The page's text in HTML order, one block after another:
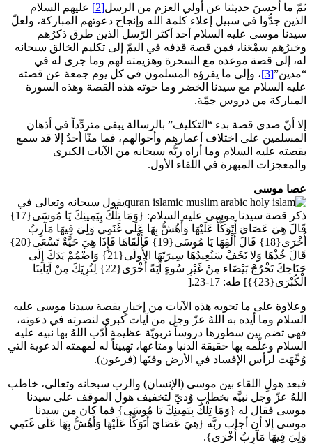
ثمّ ما أحسنَ حديثنا عن أولي العزم من الرسل[2]
عليهم السلام
الذين جدُّوا في سبيل إعلاء كلمة الله وإنجاح دعوتهم المباركة، ولعلّ
سيدنا موسى عليه السلام أحد أكثر الرّسل الذين طرق ذكرُهم
وخبرُهم سمْعَنا، فمن قصة قذفه في اليمّ إلى تكليم الخالق سبحانه
له، إلى قصة موعده مع السحرة وهزيمته لهم وما جرى له في
“مدين”[3]
، وإلى ما يقرؤه المسلمون في كل يوم جمعة عن قصته
عليه السلام مع سيدنا الخضر وما حوته هذه القصة وهذه السورة
المباركة من دروس جمّة.
إلا أنّ صدى قصة بدء “التكليف” بالرسالة يبقى متردِّداً في أذهان
المسلمين على اختلاف أعمارهم وأحوالهم، فما منّا أحدٌ إلا قد سمع
بقصته عليه السلام وما أراه ربُّه سبحانه من الآيات الكبرى
والمعجزات المبهرة في اللقاء الأول.
عصا موسى
يقول سبحانه وتعالى في
ذكر قصة سيدنا موسى عليه السلام: {وَمَا تِلْكَ بِيَمِينِكَ يَا مُوسَى{17}
قَالَ هِيَ عَصَايَ أَتَوَكَّأُ عَلَيْهَا وَأَهُشُّ بِهَا عَلَى غَنَمِي وَلِيَ فِيهَا مَآرِبُ
أُخْرَى{18} قَالَ أَلْقِهَا يَا مُوسَى{19} فَأَلْقَاهَا فَإِذَا هِيَ حَيَّةٌ تَسْعَى{20}
قَالَ خُذْهَا وَلا تَخَفْ سَنُعِيدُهَا سِيرَتَهَا الأُولَى{21} وَاضْمُمْ يَدَكَ إِلَى
جَنَاحِكَ تَخْرُجْ بَيْضَاء مِنْ غَيْرِ سُوءٍ آيَةً أُخْرَى{22} لِنُرِيَكَ مِنْ آيَاتِنَا
الْكُبْرَى{23}}] طه: 17-23.[
وعلاوة على ما تحويه هذه الآيات من إخبارٍ بقصة سيدنا موسى عليه
السلام وما أيده به اللهُ عزّ وجل من آيات كبرى لنصرته في دعوتِه،
فهي تضم بين سطورها دروساً تربويّة عظيمة أدّب اللهُ بها نبيه عليه
السلام وعلّمه بها حقيقة الدنيا ومتاعها، تهييئاً له لمهمته الدعوية التي
وُجِّهَت لرأس الإفساد في الأرض وقتَها (فرعون).
فبعد هولِ اللقاء بين موسى (الإنسان) والرب سبحانه وتعالى، خاطب
اللهُ عزّ وجل نبيَّه بخطابٍ وُديّ لتخفيف هول الموقف على سيدنا
موسى فقال له {وَمَا تِلْكَ بِيَمِينِكَ يَا مُوسَى} فما كان من سيدنا
موسى إلا أن أجاب ربَّه {هِيَ عَصَايَ أَتَوَكَّأُ عَلَيْهَا وَأَهُشُّ بِهَا عَلَى غَنَمِي
وَلِيَ فِيهَا مَآرِبُ أُخْرَى}.